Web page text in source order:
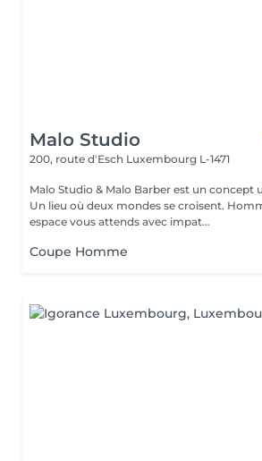
Malo Studio
200, route d'Esch Luxembourg L-1471
Malo Studio & Malo Barber est un concept
Un lieu où deux mondes se croisent.
espace vous attends avec impat...
Coupe Homme